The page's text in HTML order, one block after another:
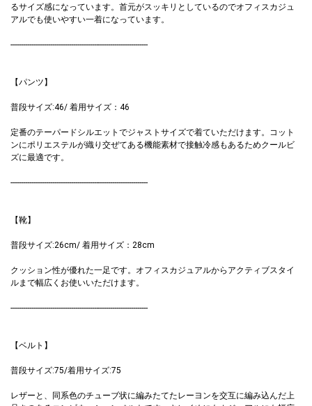
るサイズ感になっています。首元がスッキリとしているのでオフィスカジュ
アルでも使いやすい一着になっています。
------------------------------------------------------------------
【パンツ】
普段サイズ:46/ 着用サイズ：46
定番のテーパードシルエットでジャストサイズで着ていただけます。コット
ンにポリエステルが織り交ぜてある機能素材で接触冷感もあるためクールビ
ズに最適です。
------------------------------------------------------------------
【靴】
普段サイズ:26cm/ 着用サイズ：28cm
クッション性が優れた一足です。オフィスカジュアルからアクティブスタイ
ルまで幅広くお使いいただけます。
------------------------------------------------------------------
【ベルト】
普段サイズ:75/着用サイズ:75
レザーと、同系色のチューブ状に編みたてたレーヨンを交互に編み込んだ上